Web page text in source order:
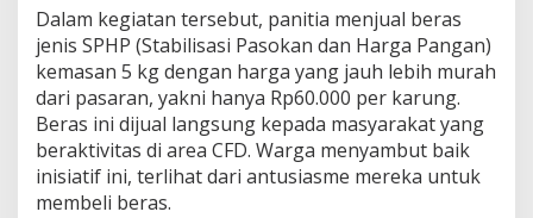
u
n
g
S
e
l
o
r
Dalam kegiatan tersebut, panitia menjual beras
jenis SPHP (Stabilisasi Pasokan dan Harga Pangan)
kemasan 5 kg dengan harga yang jauh lebih murah
dari pasaran, yakni hanya Rp60.000 per karung.
Beras ini dijual langsung kepada masyarakat yang
beraktivitas di area CFD. Warga menyambut baik
inisiatif ini, terlihat dari antusiasme mereka untuk
membeli beras.